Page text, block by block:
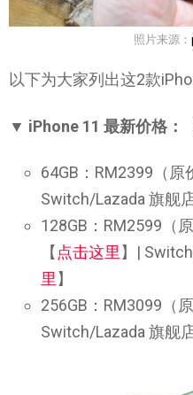
照片来源：
以下为大家列出这2款
▼ iPhone 11 最新价格：
64GB：RM2399（原
Switch/Lazada 旗舰
128GB：RM2599（
【 点击这里 】|
里 】
256GB：RM3099（
Switch/Lazada 旗舰